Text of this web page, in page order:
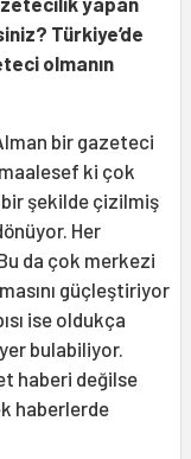
Türkiye’de
olmanın
bir gazeteci
ki çok
bir şekilde çizilmiş
Her
da çok merkezi
güçleştiriyor
ise oldukça
bulabiliyor.
haberi değilse
haberlerde